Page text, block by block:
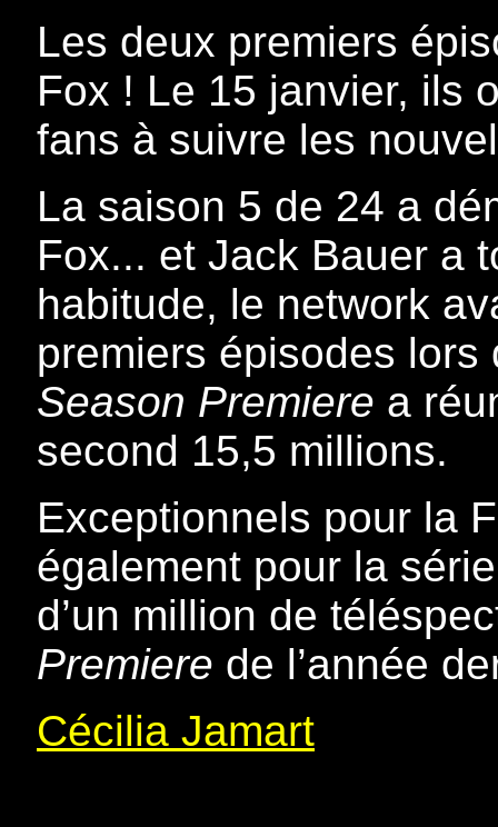
Les deux premiers
Fox ! Le 15 janvier, ils
fans à suivre les
La saison 5 de 24 a
Fox... et Jack Bauer a
habitude, le network
premiers épisodes lors
Season Premiere a
second 15,5 millions.
Exceptionnels pour la
également pour la
d’un million de
Premiere de l’année
Cécilia Jamart